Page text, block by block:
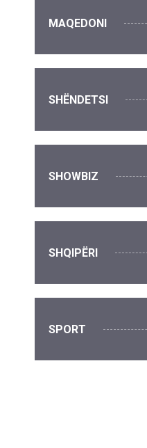
MAQEDONI
SHËNDETSI
SHOWBIZ
SHQIPËRI
SPORT